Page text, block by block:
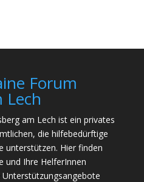
Forum
Lech
am Lech ist ein privates
die hilfebedürftige
unterstützen. Hier finden
und Ihre HelferInnen